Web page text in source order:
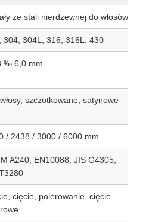
ze stali nierdzewnej do włosów
304, 304L, 316, 316L, 430
‰ 6,0 mm
szczotkowane, satynowe
/ 2438 / 3000 / 6000 mm
A240, EN10088, JIS G4305,
cięcie, polerowanie, cięcie